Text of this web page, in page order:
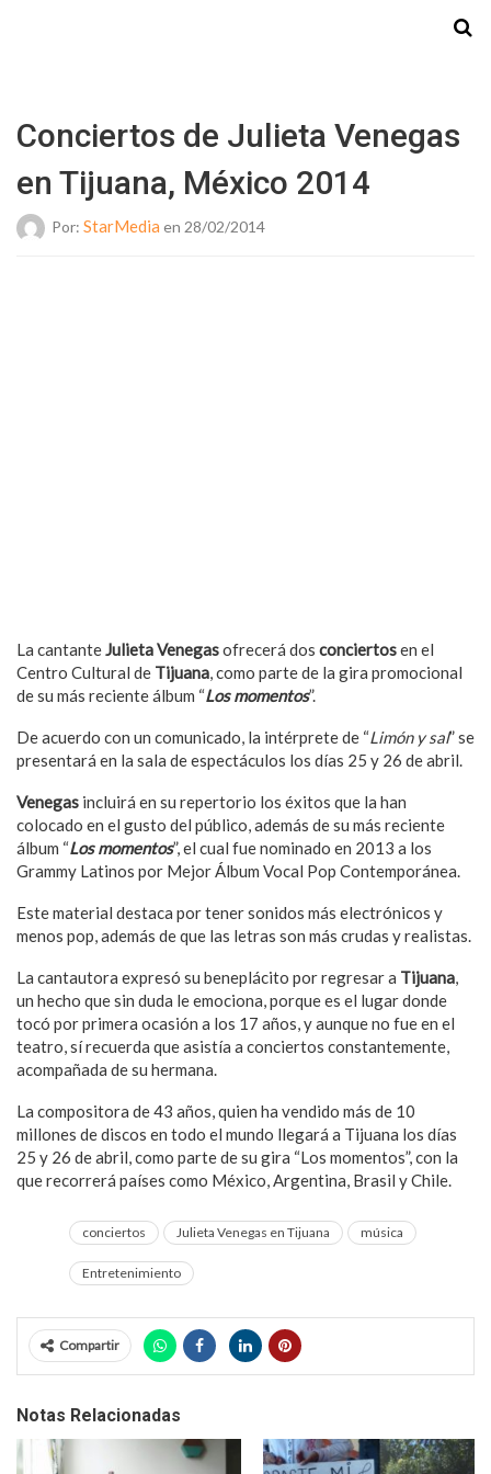
Conciertos de Julieta Venegas
en Tijuana, México 2014
Por: StarMedia en 28/02/2014
La cantanteJulieta Venegasofrecerá dos conciertosen el
Centro Cultural de Tijuana, como parte de la gira promocional
de su más reciente álbum “Los momentos”.
De acuerdo con un comunicado, la intérprete de “Limón y sal” se
presentará en la sala de espectáculos los días 25 y 26 de abril.
Venegas incluirá en su repertorio los éxitos que la han
colocado en el gusto del público, además de su más reciente
álbum “Los momentos”, el cual fue nominado en 2013 a los
Grammy Latinos por Mejor Álbum Vocal Pop Contemporánea.
Este material destaca por tener sonidos más electrónicos y
menos pop, además de que las letras son más crudas y realistas.
La cantautora expresó su beneplácito por regresar a Tijuana,
un hecho que sin duda le emociona, porque es el lugar donde
tocó por primera ocasión a los 17 años, y aunque no fue en el
teatro, sí recuerda que asistía a conciertos constantemente,
acompañada de su hermana.
La compositora de 43 años, quien ha vendido más de 10
millones de discos en todo el mundo llegará a Tijuana los días
25 y 26 de abril, como parte de su gira “Los momentos”, con la
que recorrerá países como México, Argentina, Brasil y Chile.
conciertos Julieta Venegas en Tijuana música
Entretenimiento
Compartir
Notas Relacionadas